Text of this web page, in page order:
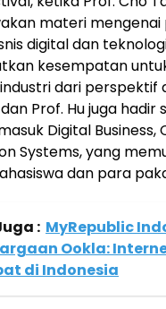
materi
digital dan
kesempatan
dari perspektif
Prof. Hu juga
Digital
Systems, yang
dan para
: MyRepublic
Ookla:
di Indonesia